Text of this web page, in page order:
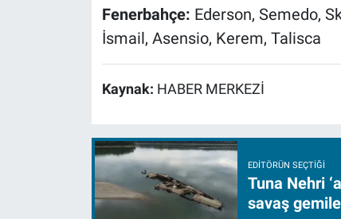
Fenerbahçe: Ederson, Semedo,
İsmail, Asensio, Kerem, Talisca
Kaynak: HABER MERKEZİ
EDITÖRÜN SEÇTIĞI
Tuna Nehri
savaş